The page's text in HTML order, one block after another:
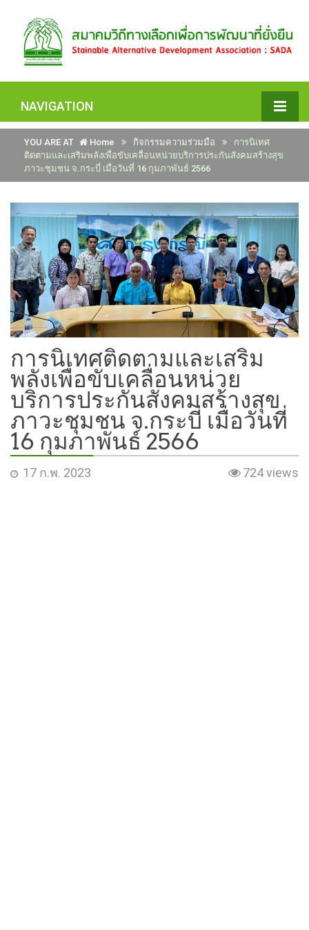
NAVIGATION
YOU ARE AT Home กิจกรรมความร่วมมือ
การนิเทศ
ติดตามและเสริมพลังเพื่อขับเคลื่อนหน่วยบริการประกันสังคมสร้างสุข
ภาวะชุมชน จ.กระบี่ เมื่อวันที่ 16 กุมภาพันธ์ 2566
การนิเทศติดตามและเสริม
พลังเพื่อขับเคลื่อนหน่วย
บริการประกันสังคมสร้างสุข
ภาวะชุมชน จ.กระบี่ เมื่อวันที่
16 กุมภาพันธ์ 2566
17 ก.พ. 2023 724 views